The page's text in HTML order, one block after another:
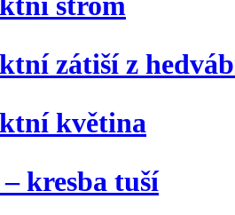
zátiší z
květina
kresba tuší